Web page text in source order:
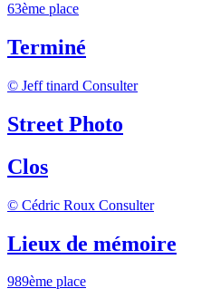
63ème place
Terminé
© Jeff tinard Consulter
Street Photo
Clos
© Cédric Roux Consulter
Lieux de mémoire
989ème place